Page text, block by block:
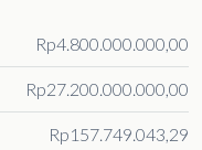
Rp4.800.000.000,00
Rp27.200.000.000,00
Rp157.749.043,29